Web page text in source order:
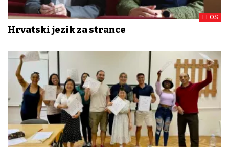
FFOS
Hrvatski jezik za strance